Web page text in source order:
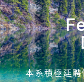
本系積極延